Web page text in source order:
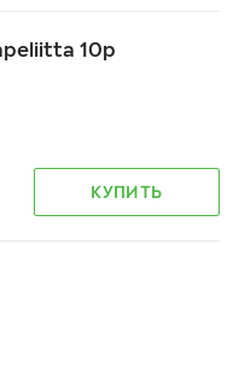
10p
КУПИТЬ